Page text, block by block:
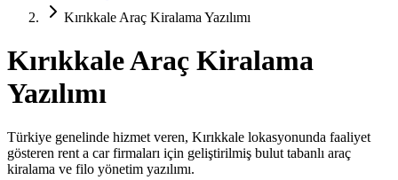
Kırıkkale Araç Kiralama Yazılımı
KırıkkaleAraç Kiralama
Yazılımı
Türkiye genelinde hizmet veren, Kırıkkale lokasyonunda faaliyet
gösteren rent a car firmaları için geliştirilmiş bulut tabanlı araç
kiralama ve filo yönetim yazılımı.